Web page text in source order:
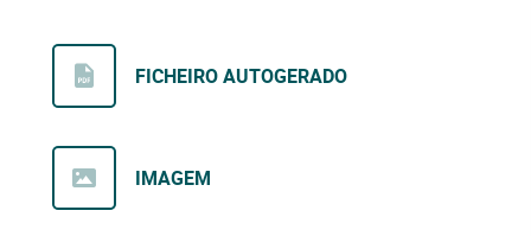
FICHEIRO AUTOGERADO
IMAGEM